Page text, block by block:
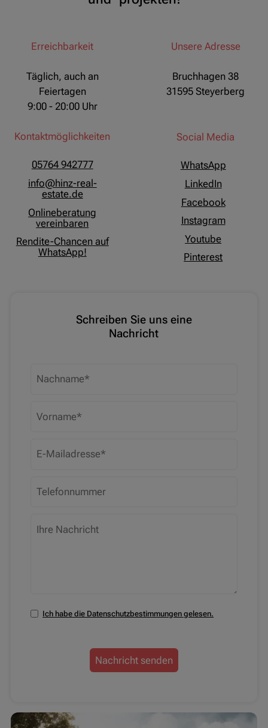
Erreichbarkeit
Täglich, auch an
Feiertagen
9:00 - 20:00 Uhr
Kontaktmöglichkeiten
05764 942777
info@hinz-real-
estate.de
Onlineberatung
vereinbaren
Rendite-Chancen auf
WhatsApp!
Unsere Adresse
Bruchhagen 38
31595 Steyerberg
Social Media
WhatsApp
LinkedIn
Facebook
Instagram
Youtube
Pinterest
Schreiben Sie uns eine
Nachricht
Ich habe die Datenschutzbestimmungen gelesen.
Nachricht senden